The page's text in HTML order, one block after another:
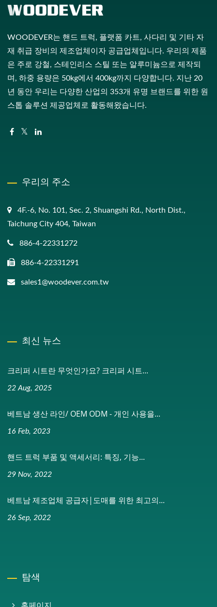
WOODEVER는 핸드 트럭, 플랫폼 카트, 사다리 및 기타 자
재 취급 장비의 제조업체이자 공급업체입니다. 우리의 제품
은 주로 강철, 스테인리스 스틸 또는 알루미늄으로 제작되
며, 하중 용량은 50kg에서 400kg까지 다양합니다. 지난 20
년 동안 우리는 다양한 산업의 353개 유명 브랜드를 위한 원
스톱 솔루션 제공업체로 활동해왔습니다.
우리의 주소
4F.-6, No. 101, Sec. 2, Shuangshi Rd., North Dist.,
Taichung City 404, Taiwan
886-4-22331272
886-4-22331291
sales1@woodever.com.tw
최신 뉴스
크리퍼 시트란 무엇인가요? 크리퍼 시트...
22 Aug, 2025
베트남 생산 라인/ OEM ODM - 개인 사용을...
16 Feb, 2023
핸드 트럭 부품 및 액세서리: 특징, 기능...
29 Nov, 2022
베트남 제조업체 공급자|도매를 위한 최고의...
26 Sep, 2022
탐색